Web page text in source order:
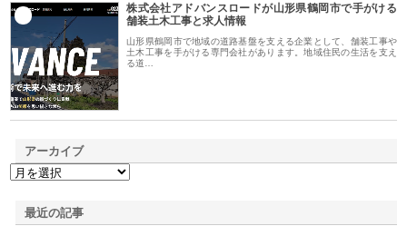
株式会社アドバンスロードが山形県鶴岡市で手がける
舗装土木工事と求人情報
山形県鶴岡市で地域の道路基盤を支える企業として、舗装工事や
土木工事を手がける専門会社があります。地域住民の生活を支え
る道…
アーカイブ
最近の記事